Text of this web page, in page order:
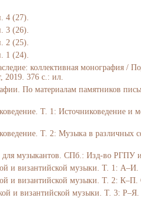
4 (27).
3 (26).
2 (25).
1 (24).
коллективная монография /
376 с.: ил.
По материалам памятников
Т. 1: Источниковедение и
Т. 2: Музыка в различных
для музыкантов. СПб.: Изд-во РГПУ
и византийской музыки. Т. 1: А–И.
и византийской музыки. Т. 2: К–П.
и византийской музыки. Т. 3: Р–Я.